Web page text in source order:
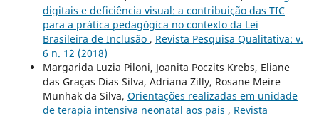
digitais e deficiência visual: a contribuição das TIC
para a prática pedagógica no contexto da Lei
Brasileira de Inclusão , Revista Pesquisa Qualitativa: v.
6 n. 12 (2018)
Margarida Luzia Piloni, Joanita Poczits Krebs, Eliane
das Graças Dias Silva, Adriana Zilly, Rosane Meire
Munhak da Silva, Orientações realizadas em unidade
de terapia intensiva neonatal aos pais , Revista